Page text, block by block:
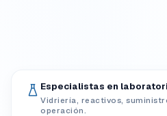
Especialistas en
Vidriería, reactivos,
operación.